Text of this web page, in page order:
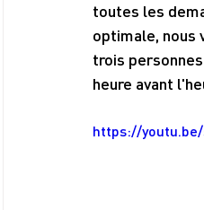
toutes les
optimale, nous
trois
heure avant
https://youtu.be/